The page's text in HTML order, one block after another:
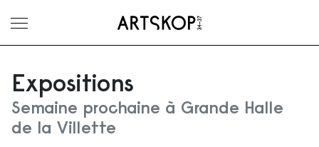
Ouvrir le menu
Expositions
Semaine prochaine à Grande Halle
de la Villette